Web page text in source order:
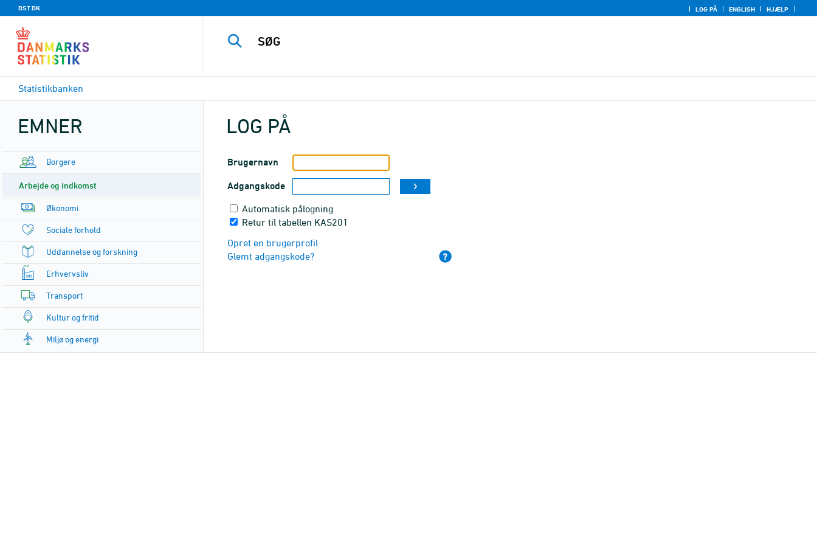
DST.DK LOG PÅ ENGLISH HJÆLP
Statistikbanken
EMNER
Borgere
Arbejde og indkomst
Økonomi
Sociale forhold
Uddannelse og forskning
Erhvervsliv
Transport
Kultur og fritid
Miljø og energi
LOG PÅ
Brugernavn
Adgangskode
Automatisk pålogning
Retur til tabellen KAS201
Opret en brugerprofil
Glemt adgangskode?